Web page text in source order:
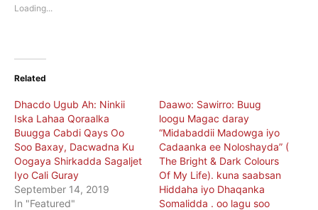
window)
Loading...
Related
Dhacdo Ugub Ah: Ninkii
Iska Lahaa Qoraalka
Buugga Cabdi Qays Oo
Soo Baxay, Dacwadna Ku
Oogaya Shirkadda Sagaljet
Iyo Cali Guray
September 14, 2019
In "Featured"
Daawo: Sawirro: Buug
loogu Magac daray
“Midabaddii Madowga iyo
Cadaanka ee Noloshayda” (
The Bright & Dark Colours
Of My Life). kuna saabsan
Hiddaha iyo Dhaqanka
Somalidda . oo lagu soo